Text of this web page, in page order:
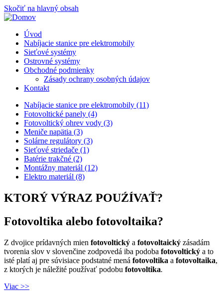
Skočiť na hlavný obsah
Úvod
Nabíjacie stanice pre elektromobily
Sieťové systémy
Ostrovné systémy
Obchodné podmienky
Zásady ochrany osobných údajov
Kontakt
Nabíjacie stanice pre elektromobily (11)
Fotovoltické panely (4)
Fotovoltický ohrev vody (3)
Meniče napätia (3)
Solárne regulátory (3)
Sieťové striedače (1)
Batérie trakčné (2)
Montážny materiál (12)
Elektro materiál (8)
KTORÝ VÝRAZ POUŹÍVAŤ?
Fotovoltika alebo fotovoltaika?
Z dvojice prídavných mien fotovoltický a fotovoltaický zásadám
tvorenia slov v slovenčine zodpovedá iba podoba fotovoltický a to
isté platí aj pre súvisiace podstatné mená fotovoltika a fotovoltaika,
z ktorých je náležité používať podobu fotovoltika.
Viac >>